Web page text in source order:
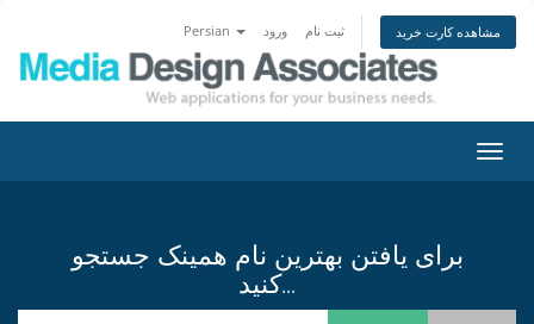
Persian ورود ثبت نام مشاهده کارت خرید
تغییر
برای یافتن بهترین نام همینک جستجو
کنید...